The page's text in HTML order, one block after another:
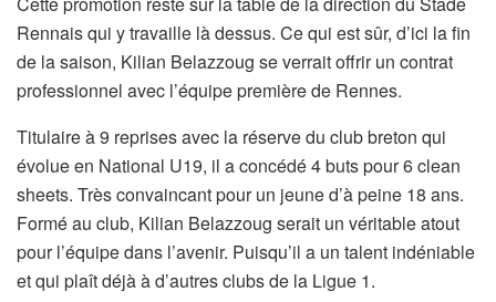
Rennais qui y travaille là dessus. Ce qui est sûr, d’ici la fin
de la saison, Kilian Belazzoug se verrait offrir un contrat
professionnel avec l’équipe première de Rennes.
Titulaire à 9 reprises avec la réserve du club breton qui
évolue en National U19, il a concédé 4 buts pour 6 clean
sheets. Très convaincant pour un jeune d’à peine 18 ans.
Formé au club, Kilian Belazzoug serait un véritable atout
pour l’équipe dans l’avenir. Puisqu’il a un talent indéniable
et qui plaît déjà à d’autres clubs de la Ligue 1.